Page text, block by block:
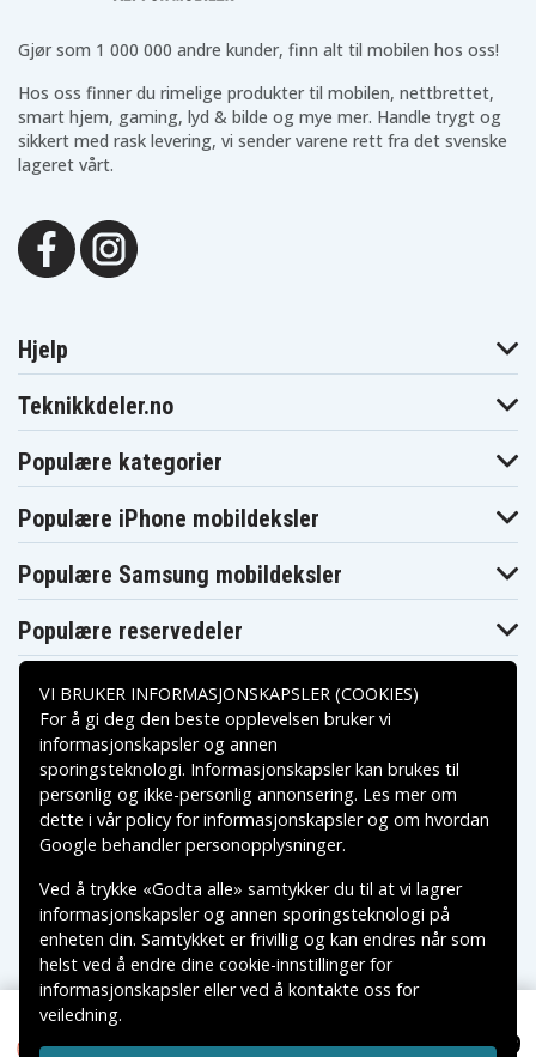
NOK 249
Gjør som 1 000 000 andre kunder, finn alt til mobilen hos oss!
Hos oss finner du rimelige produkter til mobilen, nettbrettet,
smart hjem, gaming, lyd & bilde og mye mer. Handle trygt og
sikkert med rask levering, vi sender varene rett fra det svenske
lageret vårt.
Hjelp
Teknikkdeler.no
Populære kategorier
Populære iPhone mobildeksler
Populære Samsung mobildeksler
Populære reservedeler
Betalingsalternativer
Leveringsalternativer
VAREMERKER SOM NEVNES PÅ DENNE WEB TILHØRER
VI BRUKER INFORMASJONSKAPSLER (COOKIES)
For å gi deg den beste opplevelsen bruker vi
informasjonskapsler og annen
sporingsteknologi. Informasjonskapsler kan brukes til
personlig og ikke-personlig annonsering. Les mer om
dette i vårpolicy for informasjonskapslerog om hvordan
Google behandler personopplysninger.
Ved å trykke «Godta alle» samtykker du til at vi lagrer
informasjonskapsler og annen sporingsteknologi på
enheten din. Samtykket er frivillig og kan endres når som
helst ved å endre dine cookie-innstillinger for
informasjonskapsler eller ved å kontakte oss for
veiledning.